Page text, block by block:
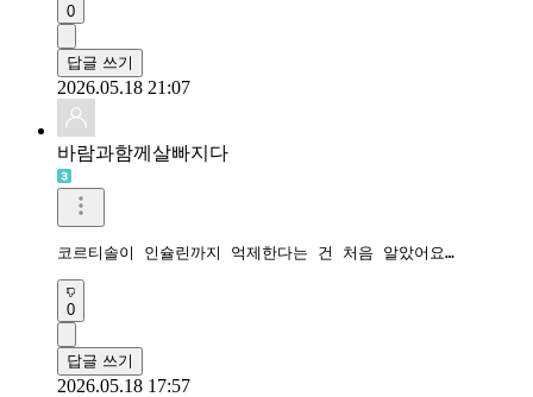
0
답글 쓰기
2026.05.18 21:07
바람과함께살빠지다
코르티솔이 인슐린까지 억제한다는 건 처음 알았어요…
0
답글 쓰기
2026.05.18 17:57